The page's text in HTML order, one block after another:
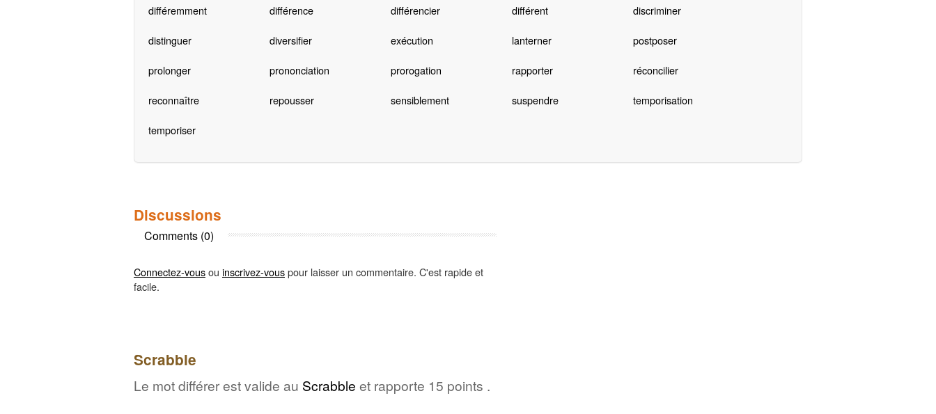
différemment différence différencier différent discriminer
distinguer diversifier exécution lanterner postposer
prolonger prononciation prorogation rapporter réconcilier
reconnaître repousser sensiblement suspendre temporisation
temporiser
Discussions
Comments (0)
Connectez-vousou inscrivez-vouspour laisser un commentaire. C'est rapide et
facile.
Scrabble
Le mot différer est valide au Scrabble et rapporte 15 points .